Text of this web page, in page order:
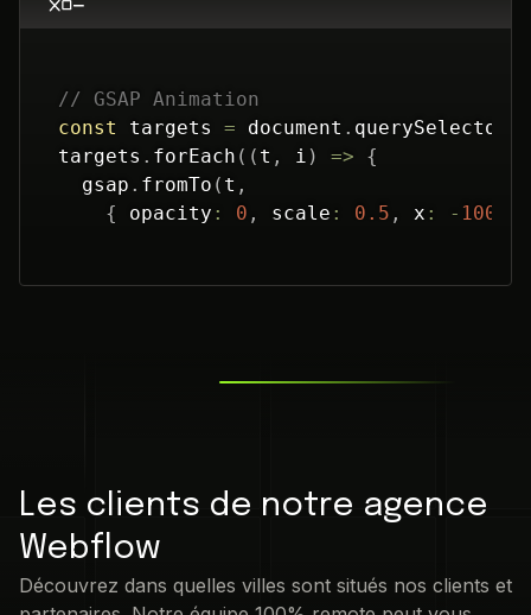
// GSAP Animation
const
targets = document .
targets . forEach ( ( t , i ) =>
{
  gsap
. fromTo ( t ,
{
opacity : 0 , scale : 0.5 , x : - 100
Les clients de notre agence